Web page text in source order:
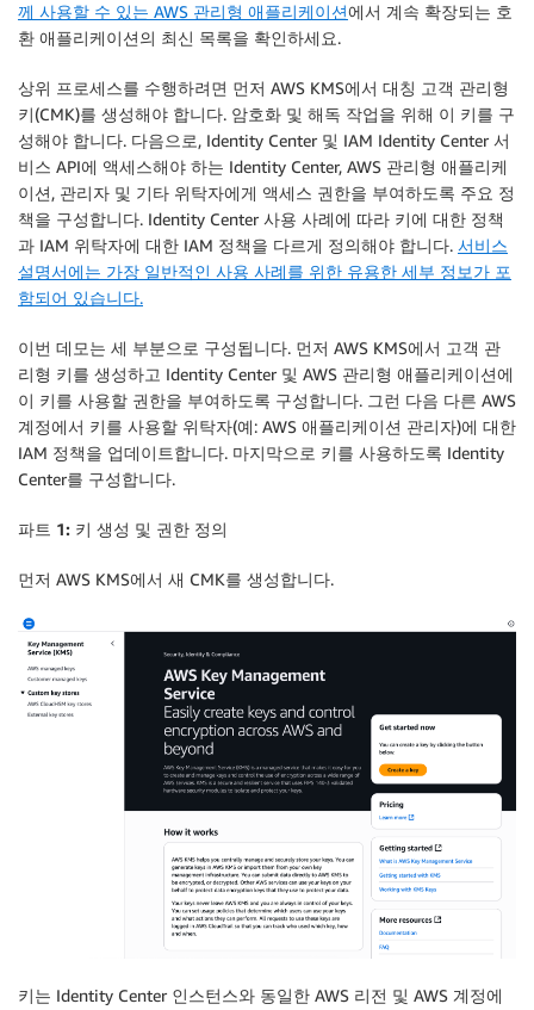
께 사용할 수 있는 AWS 관리형 애플리케이션에서 계속 확장되는 호
환 애플리케이션의 최신 목록을 확인하세요.
상위 프로세스를 수행하려면 먼저 AWS KMS에서 대칭 고객 관리형
키(CMK)를 생성해야 합니다. 암호화 및 해독 작업을 위해 이 키를 구
성해야 합니다. 다음으로, Identity Center 및 IAM Identity Center 서
비스 API에 액세스해야 하는 Identity Center, AWS 관리형 애플리케
이션, 관리자 및 기타 위탁자에게 액세스 권한을 부여하도록 주요 정
책을 구성합니다. Identity Center 사용 사례에 따라 키에 대한 정책
과 IAM 위탁자에 대한 IAM 정책을 다르게 정의해야 합니다. 서비스
설명서에는 가장 일반적인 사용 사례를 위한 유용한 세부 정보가 포
함되어 있습니다.
이번 데모는 세 부분으로 구성됩니다. 먼저 AWS KMS에서 고객 관
리형 키를 생성하고 Identity Center 및 AWS 관리형 애플리케이션에
이 키를 사용할 권한을 부여하도록 구성합니다. 그런 다음 다른 AWS
계정에서 키를 사용할 위탁자(예: AWS 애플리케이션 관리자)에 대한
IAM 정책을 업데이트합니다. 마지막으로 키를 사용하도록 Identity
Center를 구성합니다.
파트 1: 키 생성 및 권한 정의
먼저 AWS KMS에서 새 CMK를 생성합니다.
키는 Identity Center 인스턴스와 동일한 AWS 리전 및 AWS 계정에